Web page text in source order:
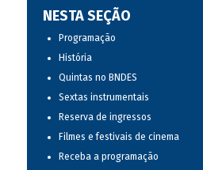
NESTA SEÇÃO
Programação
História
Quintas no BNDES
Sextas instrumentais
Reserva de ingressos
Filmes e festivais de cinema
Receba a programação